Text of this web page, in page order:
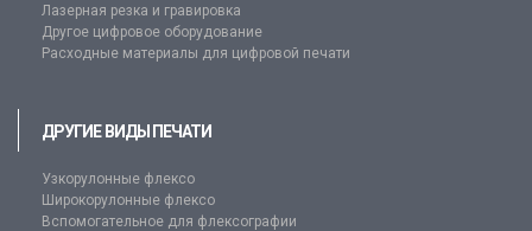
Лазерная резка и гравировка
Другое цифровое оборудование
Расходные материалы для цифровой печати
ДРУГИЕ ВИДЫ ПЕЧАТИ
Узкорулонные флексо
Широкорулонные флексо
Вспомогательное для флексографии